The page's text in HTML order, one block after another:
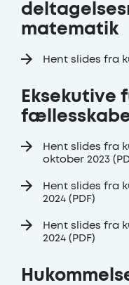
matematik
Hent slides fra
Eksekutive
Hent slides fra
oktober 2023
Hent slides fra
2024 (PDF)
Hent slides fra
2024 (PDF)